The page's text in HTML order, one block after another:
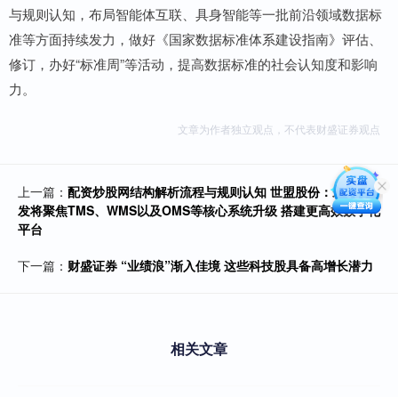
与规则认知，布局智能体互联、具身智能等一批前沿领域数据标
准等方面持续发力，做好《国家数据标准体系建设指南》评估、
修订，办好“标准周”等活动，提高数据标准的社会认知度和影响
力。
文章为作者独立观点，不代表财盛证券观点
上一篇： 配资炒股网结构解析流程与规则认知 世盟股份：未来研
发将聚焦TMS、WMS以及OMS等核心系统升级 搭建更高效数字化
平台
下一篇： 财盛证券 “业绩浪”渐入佳境 这些科技股具备高增长潜力
相关文章